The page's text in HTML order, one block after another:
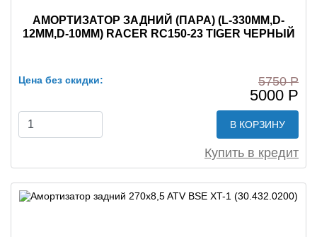
АМОРТИЗАТОР ЗАДНИЙ (ПАРА) (L-330MM,D-
12MM,D-10MM) RACER RC150-23 TIGER ЧЕРНЫЙ
Цена без скидки: 5750 Р
5000 Р
В КОРЗИНУ
Купить в кредит